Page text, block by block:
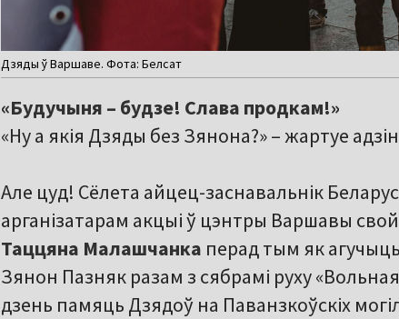
Дзяды ў Варшаве. Фота: Белсат
«Будучыня – будзе! Слава продкам!»
«Ну а якія Дзяды без Зянона?» – жартуе
Але цуд! Сёлета айцец-заснавальнік
арганізатарам акцыі ў цэнтры Варшавы
Таццяна Малашчанка перад тым як
Зянон Пазняк разам з сябрамі руху
дзень памяць Дзядоў на Паванзкоўскіх